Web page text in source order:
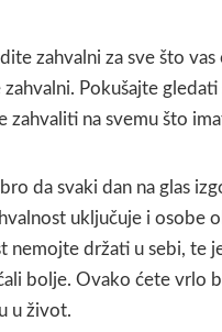
zahvalni za sve što
zahvalni. Pokušajte
zahvaliti na svemu što
da svaki dan na glas
uključuje i osobe
nemojte držati u sebi, te
bolje. Ovako ćete vrlo
u život.